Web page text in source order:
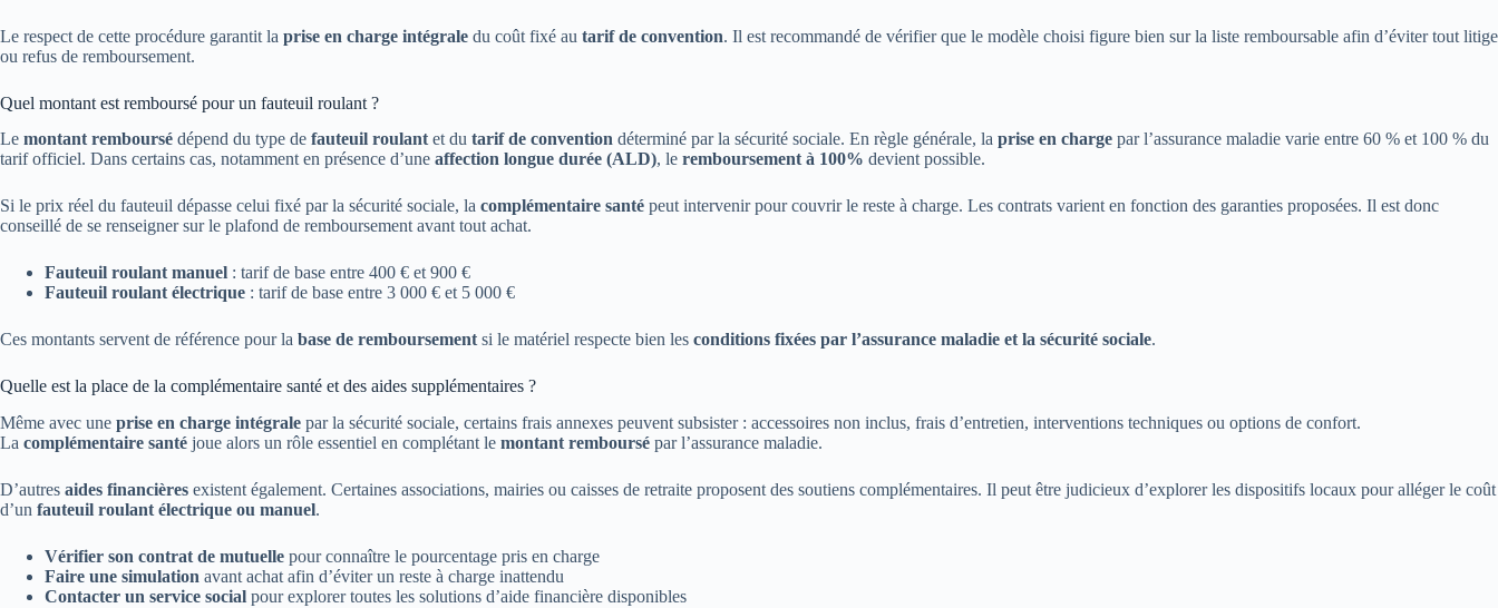
Le respect de cette procédure garantit la prise en charge intégrale du coût fixé au tarif de convention. Il est recommandé de vérifier que le modèle choisi figure bien sur la liste remboursable afin d’éviter tout litige
ou refus de remboursement.
Quel montant est remboursé pour un fauteuil roulant ?
Le montant remboursé dépend du type de fauteuil roulant et du tarif de convention déterminé par la sécurité sociale. En règle générale, la prise en charge par l’assurance maladie varie entre 60 % et 100 % du
tarif officiel. Dans certains cas, notamment en présence d’une affection longue durée (ALD), le remboursement à 100% devient possible.
Si le prix réel du fauteuil dépasse celui fixé par la sécurité sociale, la complémentaire santé peut intervenir pour couvrir le reste à charge. Les contrats varient en fonction des garanties proposées. Il est donc
conseillé de se renseigner sur le plafond de remboursement avant tout achat.
Fauteuil roulant manuel : tarif de base entre 400 € et 900 €
Fauteuil roulant électrique : tarif de base entre 3 000 € et 5 000 €
Ces montants servent de référence pour la base de remboursement si le matériel respecte bien les conditions fixées par l’assurance maladie et la sécurité sociale.
Quelle est la place de la complémentaire santé et des aides supplémentaires ?
Même avec une prise en charge intégrale par la sécurité sociale, certains frais annexes peuvent subsister : accessoires non inclus, frais d’entretien, interventions techniques ou options de confort.
La complémentaire santé joue alors un rôle essentiel en complétant le montant remboursé par l’assurance maladie.
D’autres aides financières existent également. Certaines associations, mairies ou caisses de retraite proposent des soutiens complémentaires. Il peut être judicieux d’explorer les dispositifs locaux pour alléger le coût
d’un fauteuil roulant électrique ou manuel.
Vérifier son contrat de mutuelle pour connaître le pourcentage pris en charge
Faire une simulation avant achat afin d’éviter un reste à charge inattendu
Contacter un service social pour explorer toutes les solutions d’aide financière disponibles